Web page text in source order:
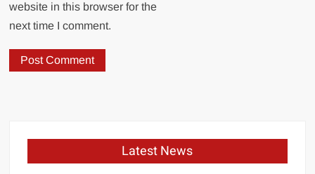
website in this browser for the
next time I comment.
Latest News